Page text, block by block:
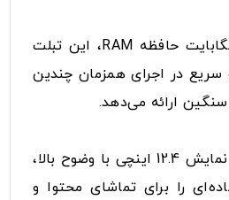
حافظه RAM: با 12 گیگابایت حافظه RAM، این تبلت
سریع در اجرای همزمان چندین
سنگین ارائه می‌دهد.
صفحه نمایش: صفحه نمایش 12.4 اینچی با وضوح بالا،
را برای تماشای محتوا و